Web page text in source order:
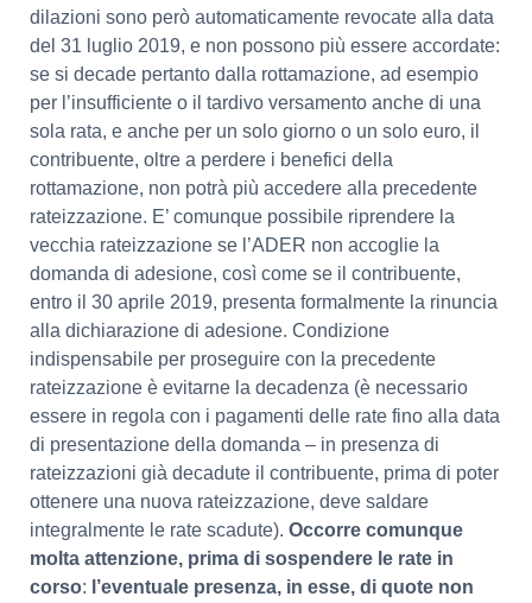
dilazioni sono però automaticamente revocate alla data
del 31 luglio 2019, e non possono più essere accordate:
se si decade pertanto dalla rottamazione, ad esempio
per l’insufficiente o il tardivo versamento anche di una
sola rata, e anche per un solo giorno o un solo euro, il
contribuente, oltre a perdere i benefici della
rottamazione, non potrà più accedere alla precedente
rateizzazione. E’ comunque possibile riprendere la
vecchia rateizzazione se l’ADER non accoglie la
domanda di adesione, così come se il contribuente,
entro il 30 aprile 2019, presenta formalmente la rinuncia
alla dichiarazione di adesione. Condizione
indispensabile per proseguire con la precedente
rateizzazione è evitarne la decadenza (è necessario
essere in regola con i pagamenti delle rate fino alla data
di presentazione della domanda – in presenza di
rateizzazioni già decadute il contribuente, prima di poter
ottenere una nuova rateizzazione, deve saldare
integralmente le rate scadute). Occorre comunque
molta attenzione, prima di sospendere le rate in
corso: l’eventuale presenza, in esse, di quote non